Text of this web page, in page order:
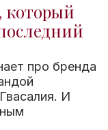
который
про бренда
И